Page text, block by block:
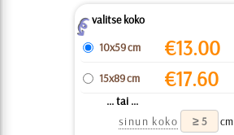
Zvalitse koko
10x59 cm
€13.00
15x89 cm €17.60
... tai ...
sinun koko
cm